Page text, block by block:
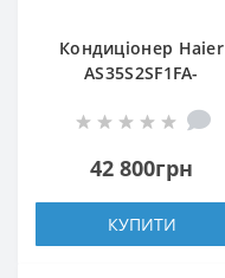
Кондиціонер Haier
AS35S2SF1FA-
42 800грн
КУПИТИ